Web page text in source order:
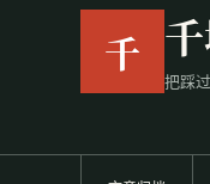
千
把踩